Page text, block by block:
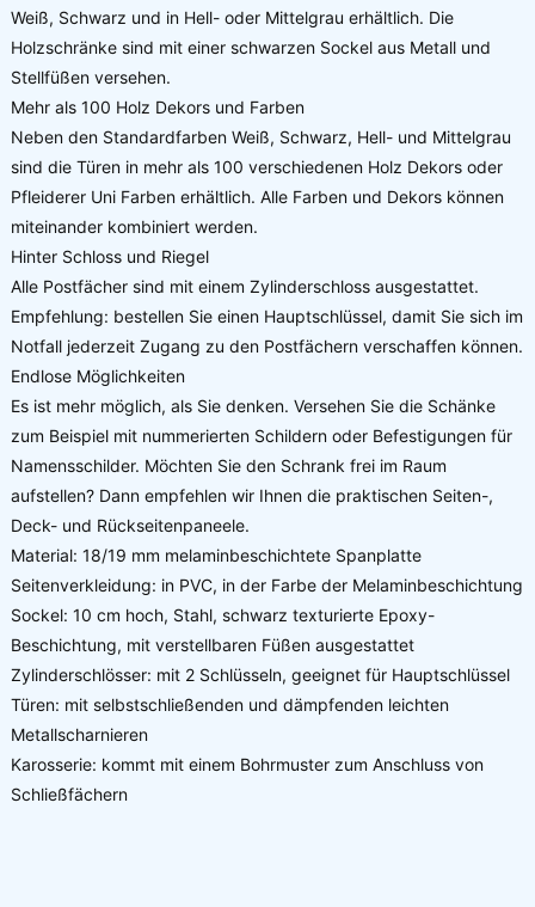
Weiß, Schwarz und in Hell- oder Mittelgrau erhältlich. Die
Holzschränke sind mit einer schwarzen Sockel aus Metall und
Stellfüßen versehen.
Mehr als 100 Holz Dekors und Farben
Neben den Standardfarben Weiß, Schwarz, Hell- und Mittelgrau
sind die Türen in mehr als 100 verschiedenen Holz Dekors oder
Pfleiderer Uni Farben erhältlich. Alle Farben und Dekors können
miteinander kombiniert werden.
Hinter Schloss und Riegel
Alle Postfächer sind mit einem Zylinderschloss ausgestattet.
Empfehlung: bestellen Sie einen Hauptschlüssel, damit Sie sich im
Notfall jederzeit Zugang zu den Postfächern verschaffen können.
Endlose Möglichkeiten
Es ist mehr möglich, als Sie denken. Versehen Sie die Schänke
zum Beispiel mit nummerierten Schildern oder Befestigungen für
Namensschilder. Möchten Sie den Schrank frei im Raum
aufstellen? Dann empfehlen wir Ihnen die praktischen Seiten-,
Deck- und Rückseitenpaneele.
Material: 18/19 mm melaminbeschichtete Spanplatte
Seitenverkleidung: in PVC, in der Farbe der Melaminbeschichtung
Sockel: 10 cm hoch, Stahl, schwarz texturierte Epoxy-
Beschichtung, mit verstellbaren Füßen ausgestattet
Zylinderschlösser: mit 2 Schlüsseln, geeignet für Hauptschlüssel
Türen: mit selbstschließenden und dämpfenden leichten
Metallscharnieren
Karosserie: kommt mit einem Bohrmuster zum Anschluss von
Schließfächern